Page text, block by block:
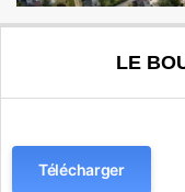
LE- LE
Télécharger